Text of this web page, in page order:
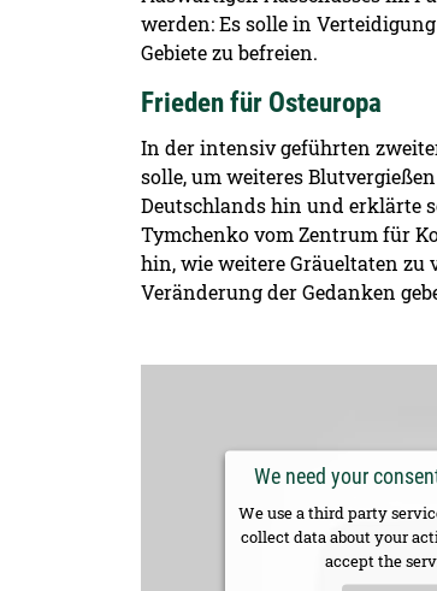
werden: Es solle in
Gebiete zu befreien.
Frieden für Osteuropa
In der intensiv geführten
solle, um weiteres
Deutschlands hin und erklärte
Tymchenko vom Zentrum für
hin, wie weitere Gräueltaten zu
Veränderung der Gedanken
We need your
We use a third party
collect data about your
accept the